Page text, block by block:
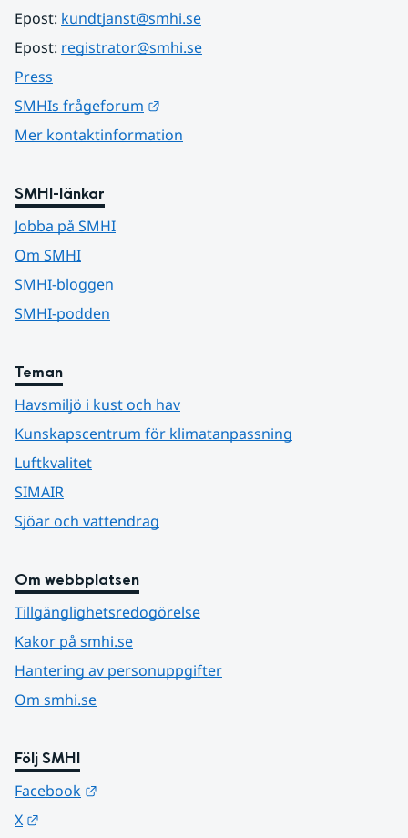
Epost: kundtjanst@smhi.se
Epost: registrator@smhi.se
Press
SMHIs frågeforum
Mer kontaktinformation
SMHI-länkar
Jobba på SMHI
Om SMHI
SMHI-bloggen
SMHI-podden
Teman
Havsmiljö i kust och hav
Kunskapscentrum för klimatanpassning
Luftkvalitet
SIMAIR
Sjöar och vattendrag
Om webbplatsen
Tillgänglighetsredogörelse
Kakor på smhi.se
Hantering av personuppgifter
Om smhi.se
Följ SMHI
Facebook
X